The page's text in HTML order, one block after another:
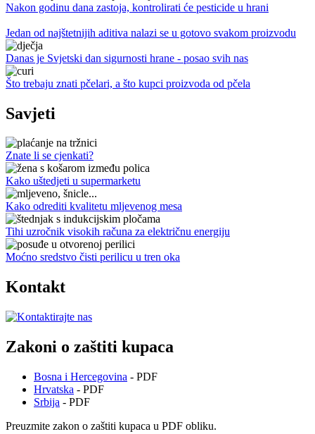
Nakon godinu dana zastoja, kontrolirati će pesticide u hrani
Jedan od najštetnijih aditiva nalazi se u gotovo svakom proizvodu
Danas je Svjetski dan sigurnosti hrane - posao svih nas
Što trebaju znati pčelari, a što kupci proizvoda od pčela
Savjeti
Znate li se cjenkati?
Kako uštedjeti u supermarketu
Kako odrediti kvalitetu mljevenog mesa
Tihi uzročnik visokih računa za električnu energiju
Moćno sredstvo čisti perilicu u tren oka
Kontakt
Zakoni o zaštiti kupaca
Bosna i Hercegovina - PDF
Hrvatska - PDF
Srbija - PDF
Preuzmite zakon o zaštiti kupaca u PDF obliku.